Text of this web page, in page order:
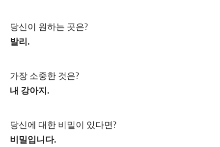
당신이 원하는 곳은?
발리.
가장 소중한 것은?
내 강아지.
당신에 대한 비밀이 있다면?
비밀입니다.